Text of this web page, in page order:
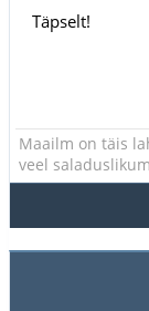
Täpselt!
Maailm on täis
veel